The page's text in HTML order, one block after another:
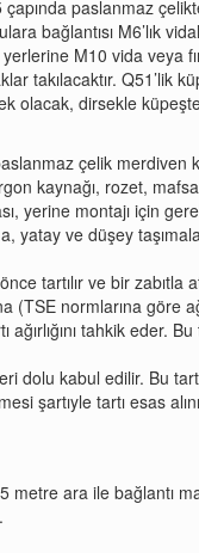
paslanmaz
bağlantısı M6’lık
M10 vida veya
takılacaktır. Q51’lik
olacak, dirsekle
çelik merdiven
kaynağı, rozet,
yerine montajı için
yatay ve düşey
tartılır ve bir zabıtla
normlarına göre
tahkik eder.
dolu kabul edilir. Bu
şartıyle tartı esas
ara ile bağlantı